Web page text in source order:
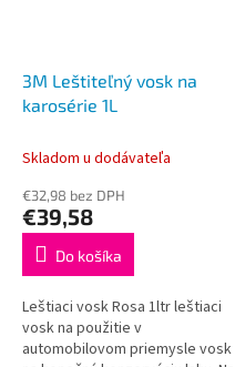
3M Leštiteľný vosk na
karosérie 1L
Skladom u dodávateľa
€32,98 bez DPH
€39,58
Do košíka
Leštiaci vosk Rosa 1ltr leštiaci
vosk na použitie v
automobilovom priemysle vosk